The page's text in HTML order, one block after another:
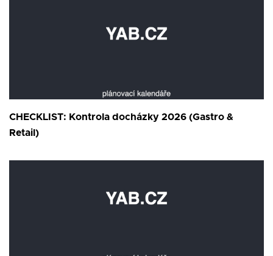
CHECKLIST: Kontrola docházky 2026 (Gastro &
Retail)